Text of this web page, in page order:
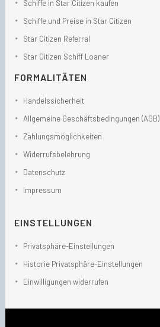
Schiffe in Star Citizen kaufen
Schiffe und Preise in Star Citizen
Star Citizen Referral
Star Citizen Schiff Loaner
FORMALITÄTEN
Handelssicherheit
Allgemeine Geschäftsbedingungen (AGB)
Zahlungsmöglichkeiten
Widerrufsbelehrung
Datenschutz
Impressum
EINSTELLUNGEN
Privatsphäre-Einstellungen
Historie Privatsphäre-Einstellungen
Einwilligungen widerrufen